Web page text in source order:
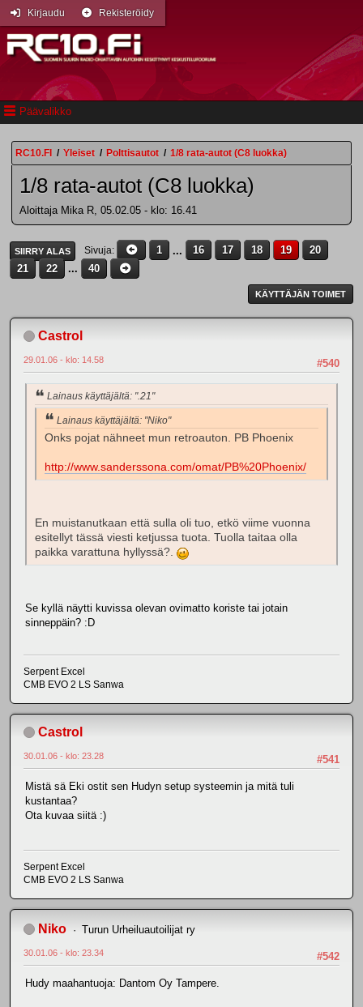
Päävalikko
Kirjaudu Rekisteröidy
RC10.FI / Yleiset / Polttisautot / 1/8 rata-autot (C8 luokka)
1/8 rata-autot (C8 luokka)
Aloittaja Mika R, 05.02.05 - klo: 16.41
SIIRRY ALAS Sivuja 1 ... 16 17 18 19
20
21
22 ... 40
KÄYTTÄJÄN TOIMET
Castrol
#540
29.01.06 - klo: 14.58
Lainaus käyttäjältä: ".21"
Lainaus käyttäjältä: "Niko"
Onks pojat nähneet mun retroauton. PB Phoenix
http://www.sanderssona.com/omat/PB%20Phoenix/
En muistanutkaan että sulla oli tuo, etkö viime vuonna
esitellyt tässä viesti ketjussa tuota. Tuolla taitaa olla
paikka varattuna hyllyssä?.
Se kyllä näytti kuvissa olevan ovimatto koriste tai jotain
sinneppäin? :D
Serpent Excel
CMB EVO 2 LS Sanwa
Castrol
#541
30.01.06 - klo: 23.28
Mistä sä Eki ostit sen Hudyn setup systeemin ja mitä tuli
kustantaa?
Ota kuvaa siitä :)
Serpent Excel
CMB EVO 2 LS Sanwa
Niko Turun Urheiluautoilijat ry
#542
30.01.06 - klo: 23.34
Hudy maahantuoja: Dantom Oy Tampere.